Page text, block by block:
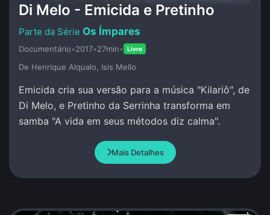
Di Melo - Emicida e Pretinho
Os Ímpares
Documentário•2017•27min• Livre
De Henrique Alqualo, Isis Mello
Emicida cria sua versão para a música "Kilariô", de
Di Melo, e Pretinho da Serrinha transforma em
samba "A vida em seus métodos diz calma".
Mais Detalhes